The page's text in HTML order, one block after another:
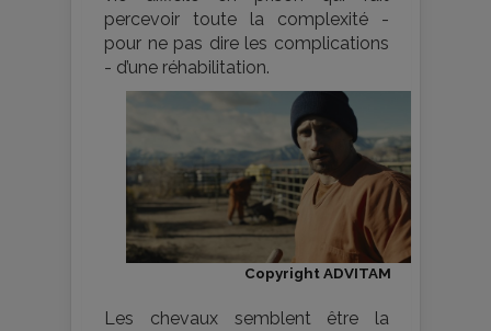
percevoir toute la complexité -
pour ne pas dire les complications
- d’une réhabilitation.
Copyright ADVITAM
Les chevaux semblent être la